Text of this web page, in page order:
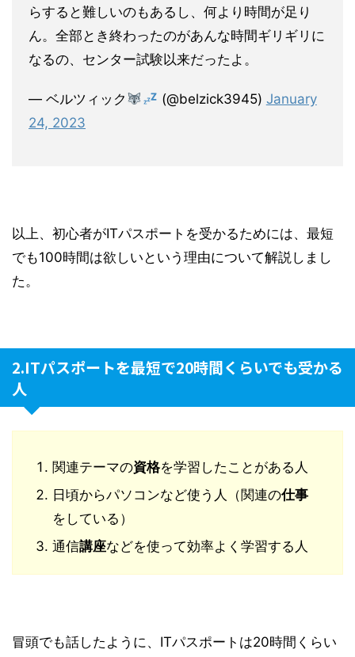
らすると難しいのもあるし、何より時間が足り
ん。全部とき終わったのがあんな時間ギリギリに
なるの、センター試験以来だったよ。
— ベルツィック (@belzick3945) January
24, 2023
以上、初心者がITパスポートを受かるためには、最短
でも100時間は欲しいという理由について解説しまし
た。
2.ITパスポートを最短で20時間くらいでも受かる
人
関連テーマの資格を学習したことがある人
日頃からパソコンなど使う人（関連の仕事
をしている）
通信講座などを使って効率よく学習する人
冒頭でも話したように、ITパスポートは20時間くらい